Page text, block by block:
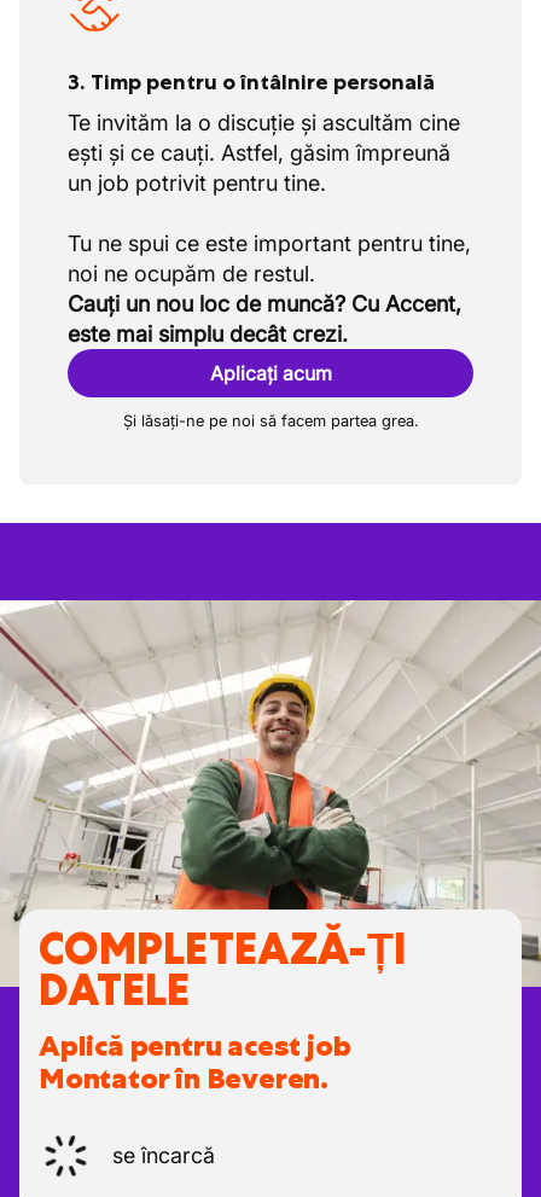
3. Timp pentru o întâlnire personală
Te invităm la o discuție și ascultăm cine
ești și ce cauți. Astfel, găsim împreună
un job potrivit pentru tine.
Tu ne spui ce este important pentru tine,
Cauți un nou loc de muncă? Cu Accent,
este mai simplu decât crezi.
Aplicați acum
Și lăsați-ne pe noi să facem partea grea.
COMPLETEAZĂ-ȚI
DATELE
Aplică pentru acest job
Montator în Beveren.
se încarcă